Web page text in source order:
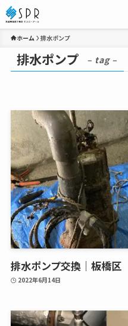
ホーム 排水ポンプ
排水ポンプ – tag –
排水ポンプ交換｜板橋区
2022年6月14日